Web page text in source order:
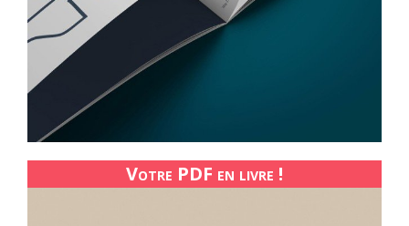
Votre PDF en livre !